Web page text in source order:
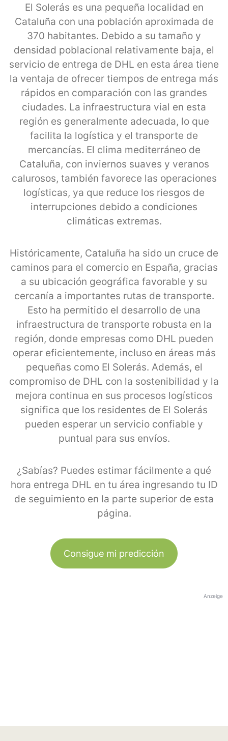
El Solerás es una pequeña localidad en
Cataluña con una población aproximada de
370 habitantes. Debido a su tamaño y
densidad poblacional relativamente baja, el
servicio de entrega de DHL en esta área tiene
la ventaja de ofrecer tiempos de entrega más
rápidos en comparación con las grandes
ciudades. La infraestructura vial en esta
región es generalmente adecuada, lo que
facilita la logística y el transporte de
mercancías. El clima mediterráneo de
Cataluña, con inviernos suaves y veranos
calurosos, también favorece las operaciones
logísticas, ya que reduce los riesgos de
interrupciones debido a condiciones
climáticas extremas.
Históricamente, Cataluña ha sido un cruce de
caminos para el comercio en España, gracias
a su ubicación geográfica favorable y su
cercanía a importantes rutas de transporte.
Esto ha permitido el desarrollo de una
infraestructura de transporte robusta en la
región, donde empresas como DHL pueden
operar eficientemente, incluso en áreas más
pequeñas como El Solerás. Además, el
compromiso de DHL con la sostenibilidad y la
mejora continua en sus procesos logísticos
significa que los residentes de El Solerás
pueden esperar un servicio confiable y
puntual para sus envíos.
¿Sabías? Puedes estimar fácilmente a qué
hora entrega DHL en tu área ingresando tu ID
de seguimiento en la parte superior de esta
página.
Consigue mi predicción
Anzeige